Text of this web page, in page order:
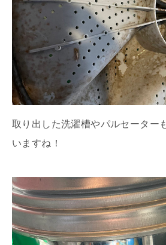
取り出した洗濯槽やパルセーター
いますね！